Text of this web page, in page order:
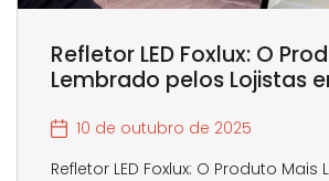
Refletor LED Foxlux: O
Lembrado pelos Lojistas
10 de outubro de 2025
Refletor LED Foxlux: O Produto